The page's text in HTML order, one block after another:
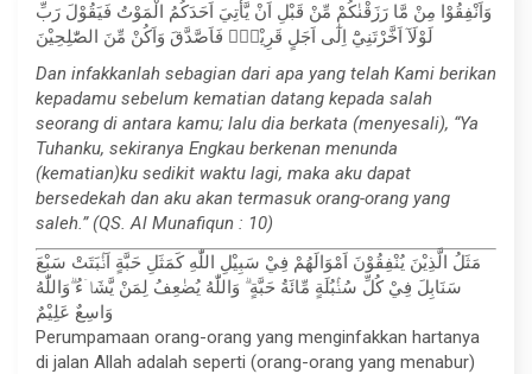
وَاَنْفِقُوْا مِنْ مَّا رَزَقْنٰكُمْ مِّنْ قَبْلِ اَنْ يَّأْتِيَ اَحَدَكُمُ الْمَوْتُ فَيَقُوْلَ رَبِّ
لَوْلَآ اَخَّرْتَنِيْٓ اِلٰٓى اَجَلٍ قَرِيْبٍۚ فَاَصَّدَّقَ وَاَكُنْ مِّنَ الصّٰلِحِيْنَ
Dan infakkanlah sebagian dari apa yang telah Kami berikan
kepadamu sebelum kematian datang kepada salah
seorang di antara kamu; lalu dia berkata (menyesali), “Ya
Tuhanku, sekiranya Engkau berkenan menunda
(kematian)ku sedikit waktu lagi, maka aku dapat
bersedekah dan aku akan termasuk orang-orang yang
saleh.” (QS. Al Munafiqun : 10)
مَثَلُ الَّذِيْنَ يُنْفِقُوْنَ اَمْوَالَهُمْ فِيْ سَبِيْلِ اللّٰهِ كَمَثَلِ حَبَّةٍ اَنْۢبَتَتْ سَبْعَ
سَنَابِلَ فِيْ كُلِّ سُنْۢبُلَةٍ مِّائَةُ حَبَّةٍ ۗ وَاللّٰهُ يُضٰعِفُ لِمَنْ يَّشَاۤءُ ۗوَاللّٰهُ
وَاسِعٌ عَلِيْمٌ
Perumpamaan orang-orang yang menginfakkan hartanya
di jalan Allah adalah seperti (orang-orang yang menabur)